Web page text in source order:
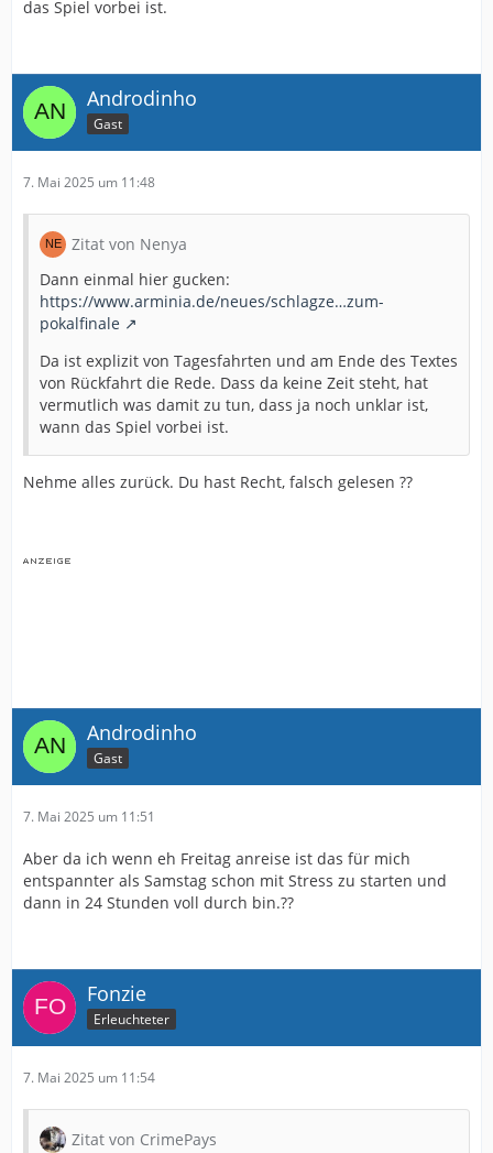
das Spiel vorbei ist.
Androdinho
Gast
7. Mai 2025 um 11:48
Zitat von Nenya
Dann einmal hier gucken:
https://www.arminia.de/neues/schlagze…zum-
pokalfinale
Da ist explizit von Tagesfahrten und am Ende des Textes
von Rückfahrt die Rede. Dass da keine Zeit steht, hat
vermutlich was damit zu tun, dass ja noch unklar ist,
wann das Spiel vorbei ist.
Nehme alles zurück. Du hast Recht, falsch gelesen ??
Androdinho
Gast
7. Mai 2025 um 11:51
Aber da ich wenn eh Freitag anreise ist das für mich
entspannter als Samstag schon mit Stress zu starten und
dann in 24 Stunden voll durch bin.??
Fonzie
Erleuchteter
7. Mai 2025 um 11:54
Zitat von CrimePays